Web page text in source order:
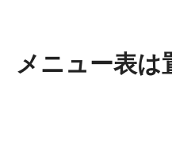
ニュー表は